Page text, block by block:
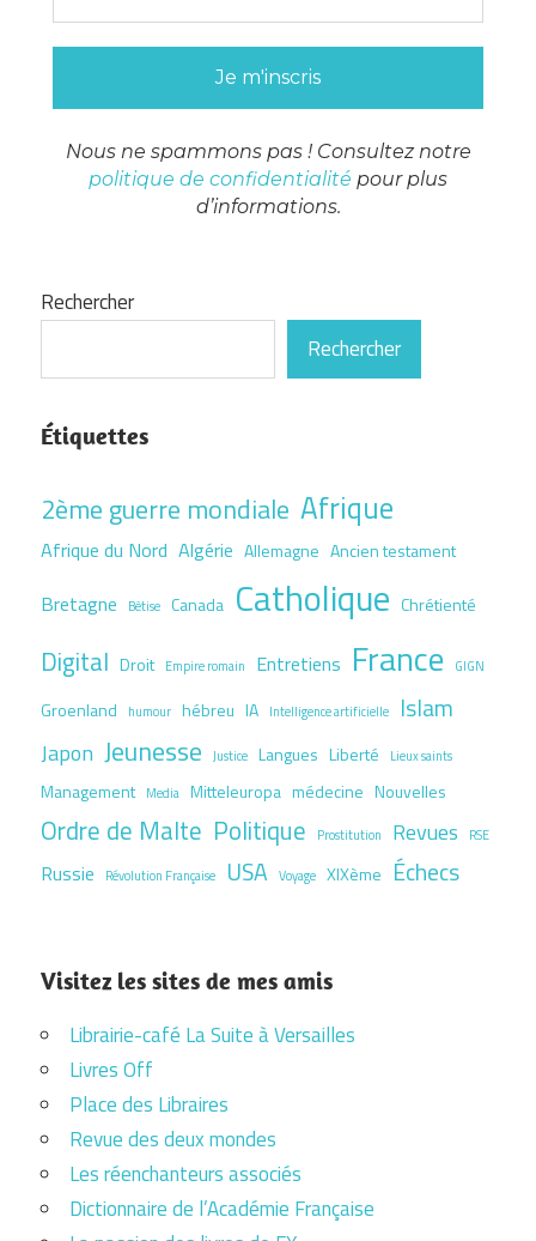
Nous ne spammons pas ! Consultez notre
politique de confidentialité pour plus
d’informations.
Rechercher
Rechercher
Étiquettes
2ème guerre mondiale Afrique
Afrique du Nord Algérie Allemagne Ancien testament
Bretagne Bêtise Canada Catholique Chrétienté
Digital Droit Empire romain Entretiens France GIGN
Groenland humour hébreu IA Intelligence artificielle Islam
Japon Jeunesse Justice Langues Liberté Lieux saints
Management Media Mitteleuropa médecine Nouvelles
Ordre de Malte Politique Prostitution Revues RSE
Russie Révolution Française USA Voyage XIXème Échecs
Visitez les sites de mes amis
Librairie-café La Suite à Versailles
Livres Off
Place des Libraires
Revue des deux mondes
Les réenchanteurs associés
Dictionnaire de l’Académie Française